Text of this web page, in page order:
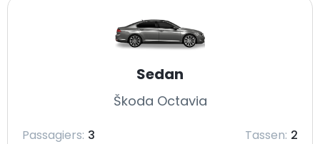
Sedan
Škoda Octavia
Passagiers: 3 Tassen: 2